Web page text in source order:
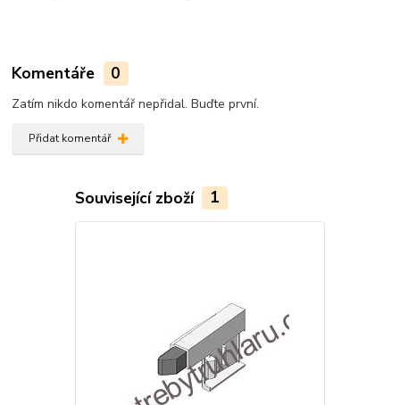
Komentáře 0
Zatím nikdo komentář nepřidal. Buďte první.
Přidat komentář
Související zboží 1